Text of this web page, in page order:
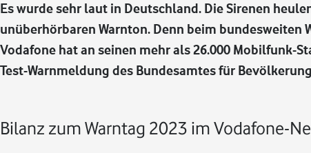
Es wurde sehr laut in Deutschland. Die Sirenen
unüberhörbaren Warnton. Denn beim bundesweiten
Vodafone hat an seinen mehr als 26.000 Mobilfunk-
Test-Warnmeldung des Bundesamtes für
Bilanz zum Warntag 2023 im Vodafone-